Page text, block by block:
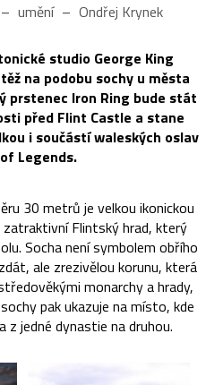
umění Ondřej Krynek
studio George King
na podobu sochy u města
prstenec Iron Ring bude stát
před Flint Castle a stane
i součástí waleských oslav
Legends.
30 metrů je velkou ikonickou
Flintský hrad, který
Socha není symbolem obřího
ale zrezivělou korunu, která
monarchy a hrady,
pak ukazuje na místo, kde
z jedné dynastie na druhou.